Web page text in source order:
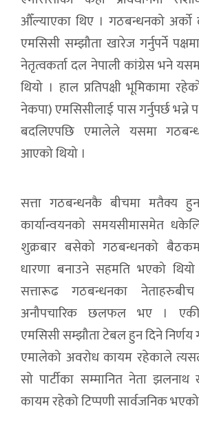
औँल्याएका थिए । गठबन्धनको अर्को
एमसिसी सम्झौता खारेज गर्नुपर्ने
नेतृत्वकर्ता दल नेपाली कांग्रेस भने
थियो । हाल प्रतिपक्षी भूमिकामा
नेकपा) एमसिसीलाई पास गर्नुपर्छ भन्ने
बदलिएपछि एमालेले यसमा
आएको थियो ।
सत्ता गठबन्धनकै बीचमा मतैक्य
कार्यान्वयनको समयसीमासमेत
शुक्रबार बसेको गठबन्धनको
धारणा बनाउने सहमति भएको
सत्तारूढ गठबन्धनका
अनौपचारिक छलफल भए ।
एमसिसी सम्झौता टेबल हुन दिने निर्णय
एमालेको अवरोध कायम रहेकाले
सो पार्टीका सम्मानित नेता
कायम रहेको टिप्पणी सार्वजनिक